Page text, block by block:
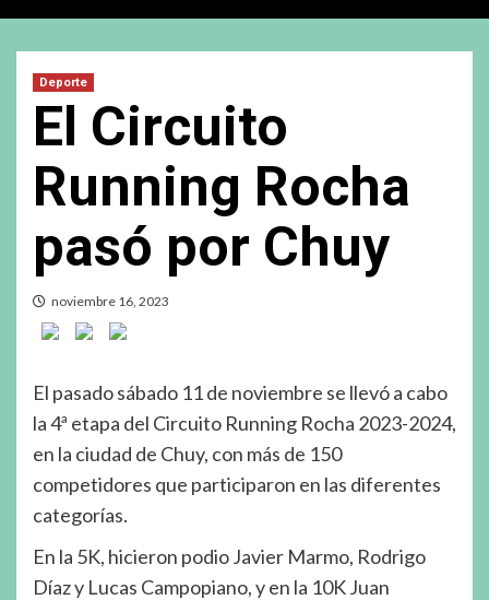
Deporte
El Circuito
Running Rocha
pasó por Chuy
noviembre 16, 2023
El pasado sábado 11 de noviembre se llevó a cabo
la 4ª etapa del Circuito Running Rocha 2023-2024,
en la ciudad de Chuy, con más de 150
competidores que participaron en las diferentes
categorías.
En la 5K, hicieron podio Javier Marmo, Rodrigo
Díaz y Lucas Campopiano, y en la 10K Juan